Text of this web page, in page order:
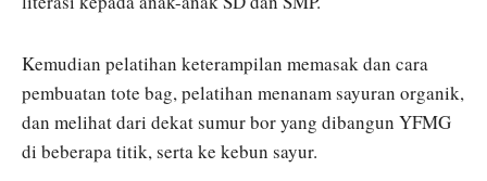
Kemudian pelatihan keterampilan memasak dan cara
pembuatan tote bag, pelatihan menanam sayuran organik,
dan melihat dari dekat sumur bor yang dibangun YFMG
di beberapa titik, serta ke kebun sayur.